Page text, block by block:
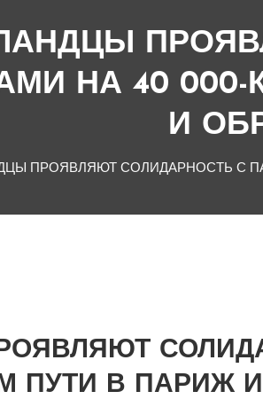
НА 40
И
ПРОЯВЛЯЮТ СОЛИДАРНОСТЬ С
ПУТИ В ПАРИЖ